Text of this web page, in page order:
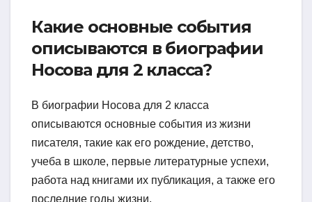
Какие основные события
описываются в биографии
Носова для 2 класса?
В биографии Носова для 2 класса
описываются основные события из жизни
писателя, такие как его рождение, детство,
учеба в школе, первые литературные успехи,
работа над книгами их публикация, а также его
последние годы жизни.